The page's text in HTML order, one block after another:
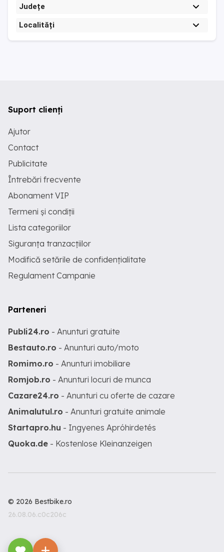
Județe
Localități
Suport clienți
Ajutor
Contact
Publicitate
Întrebări frecvente
Abonament VIP
Termeni și condiții
Lista categoriilor
Siguranța tranzacțiilor
Modifică setările de confidențialitate
Regulament Campanie
Parteneri
Publi24.ro - Anunturi gratuite
Bestauto.ro - Anunturi auto/moto
Romimo.ro - Anunturi imobiliare
Romjob.ro - Anunturi locuri de munca
Cazare24.ro - Anunturi cu oferte de cazare
Animalutul.ro - Anunturi gratuite animale
Startapro.hu - Ingyenes Apróhirdetés
Quoka.de - Kostenlose Kleinanzeigen
© 2026 Bestbike.ro
26.08.06.c0c206c